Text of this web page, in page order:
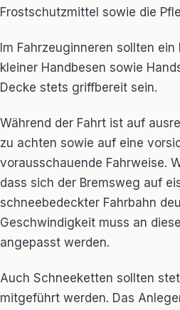
Frostschutzmittel sowie die
Im Fahrzeuginneren sollten ein
kleiner Handbesen sowie
Decke stets griffbereit sein.
Während der Fahrt ist auf
zu achten sowie auf eine
vorausschauende Fahrweise.
dass sich der Bremsweg auf
schneebedeckter Fahrbahn
Geschwindigkeit muss an
angepasst werden.
Auch Schneeketten sollten
mitgeführt werden. Das